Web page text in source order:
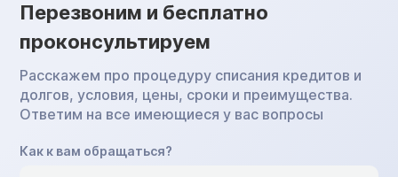
Перезвоним и бесплатно
проконсультируем
Расскажем про процедуру списания кредитов и
долгов, условия, цены, сроки и преимущества.
Ответим на все имеющиеся у вас вопросы
Как к вам обращаться?